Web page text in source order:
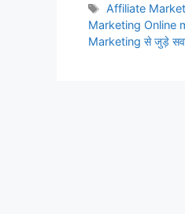
Tags
Affiliate
Marketing Online
Marketing से जुड़े